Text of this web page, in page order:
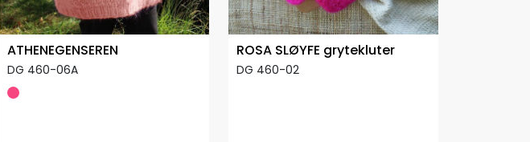
ATHENEGENSEREN
DG 460-06A
ROSA SLØYFE grytekluter
DG 460-02